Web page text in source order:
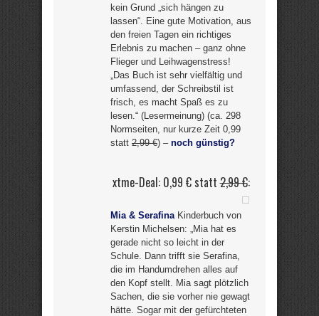
kein Grund „sich hängen zu
lassen“. Eine gute Motivation, aus
den freien Tagen ein richtiges
Erlebnis zu machen – ganz ohne
Flieger und Leihwagenstress!
„Das Buch ist sehr vielfältig und
umfassend, der Schreibstil ist
frisch, es macht Spaß es zu
lesen.“ (Lesermeinung) (ca. 298
Normseiten, nur kurze Zeit 0,99
statt 2,99 €) – noch günstig?
xtme-Deal: 0,99 € statt2,99 €:
Mia & SerafinaKinderbuch von
Kerstin Michelsen: „Mia hat es
gerade nicht so leicht in der
Schule. Dann trifft sie Serafina,
die im Handumdrehen alles auf
den Kopf stellt. Mia sagt plötzlich
Sachen, die sie vorher nie gewagt
hätte. Sogar mit der gefürchteten